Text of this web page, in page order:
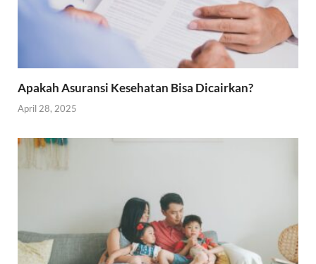
Apakah Asuransi Kesehatan Bisa Dicairkan?
April 28, 2025